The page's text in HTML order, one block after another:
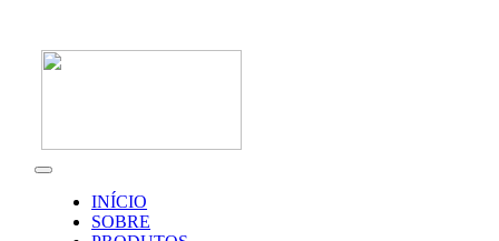
content
Toggle
NavigationINÍCIO
SOBRE